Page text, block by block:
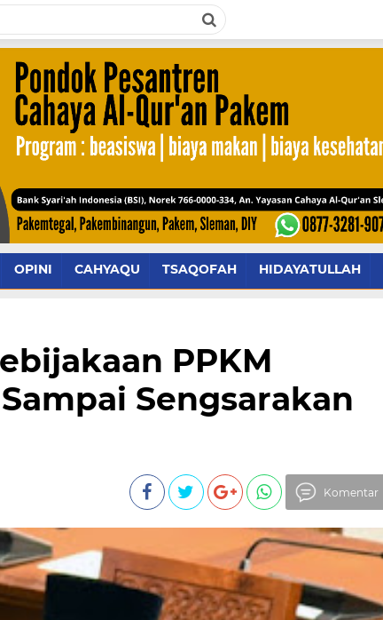
OPINI CAHYAQU TSAQOFAH HIDAYATULLAH
PPKM
Sengsarakan
Komentar